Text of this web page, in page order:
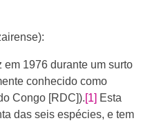
em 1976 durante um surto
conhecido como
Congo [RDC]).[1] ​ Esta
das seis espécies, e tem